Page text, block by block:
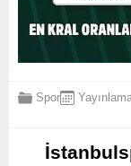
Spor